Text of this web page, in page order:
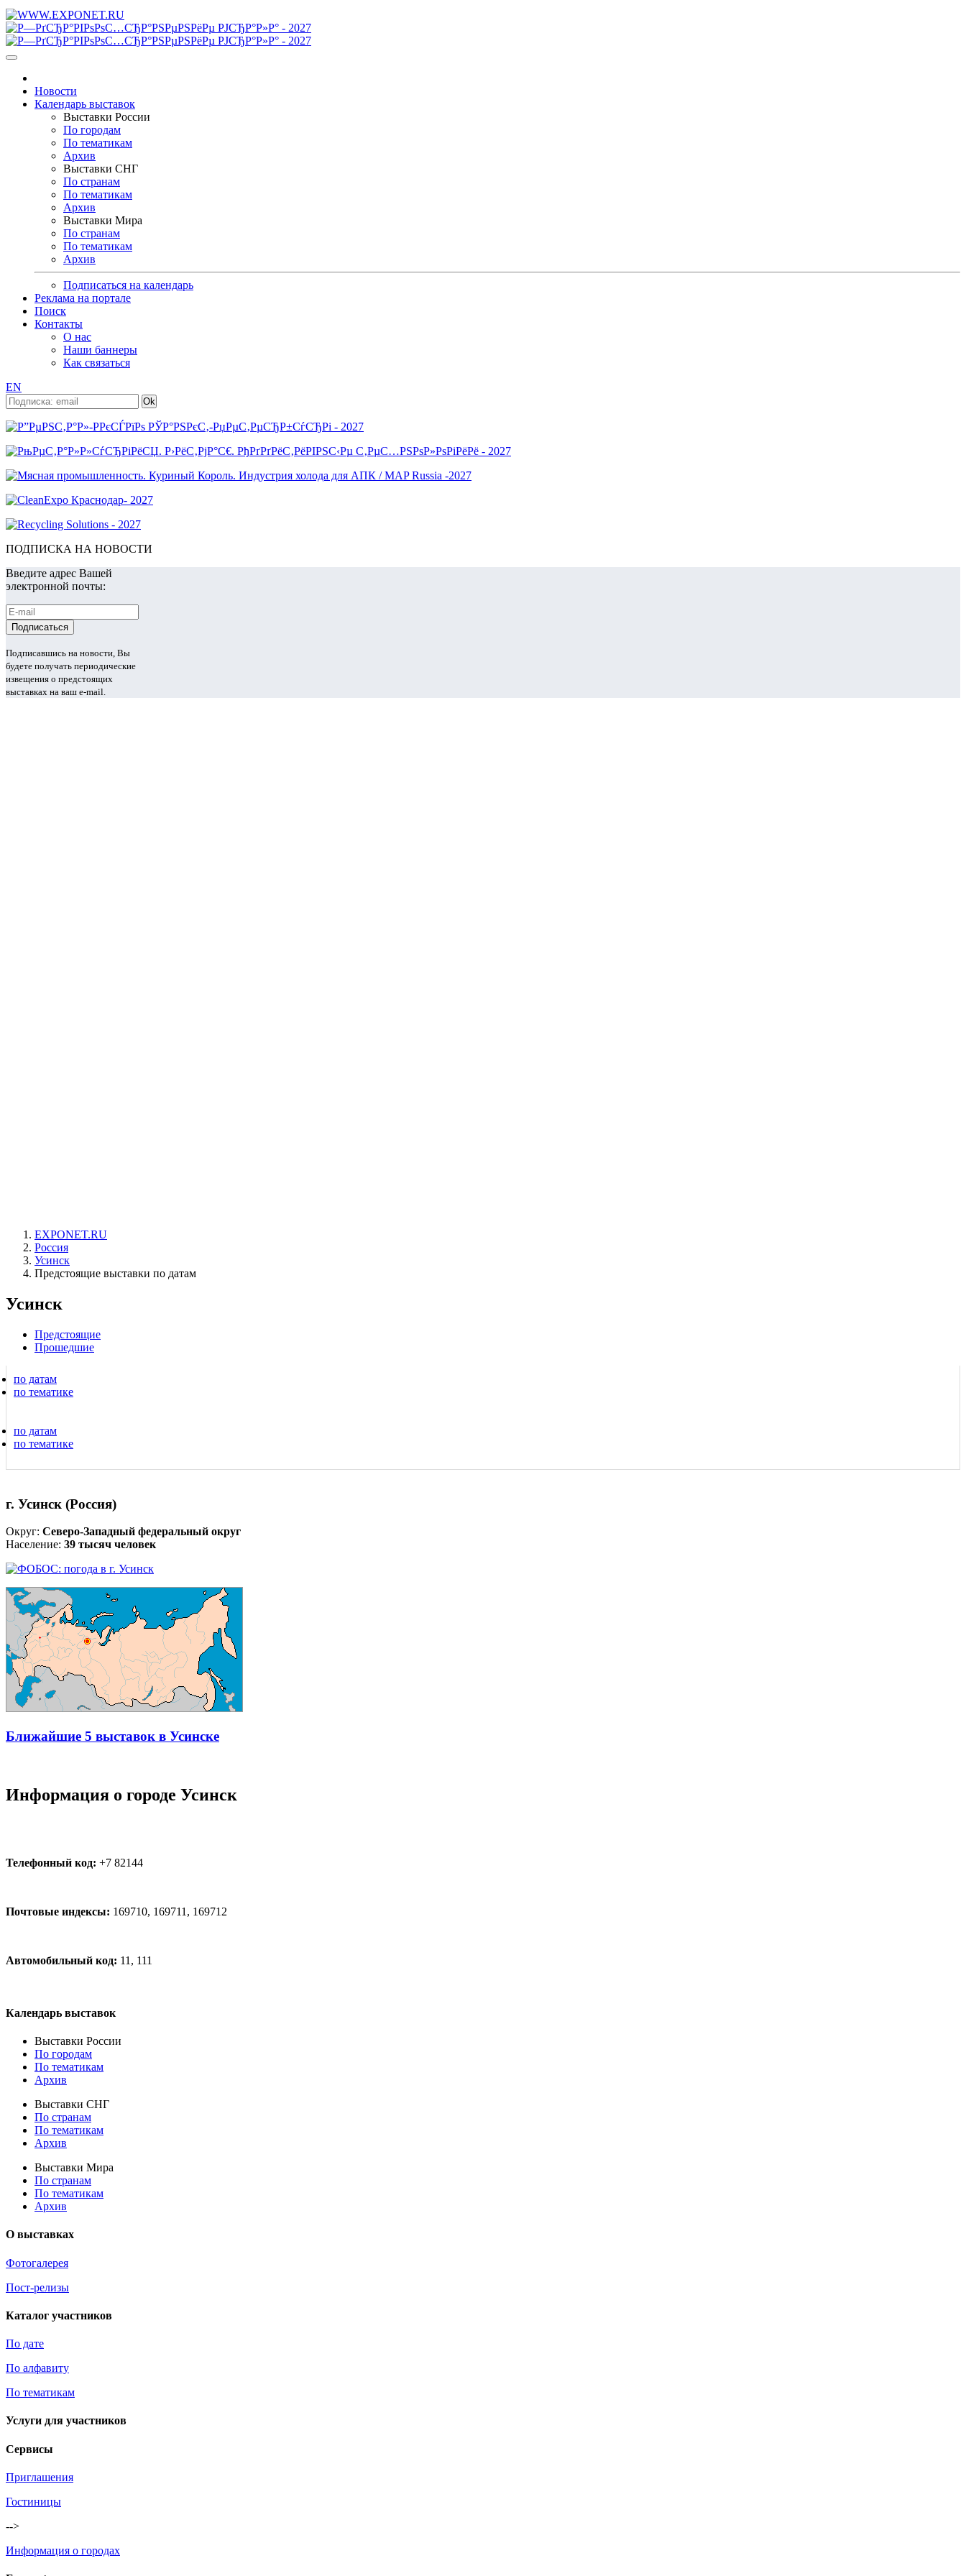
Новости
Календарь выставок
Выставки России
По городам
По тематикам
Архив
Выставки СНГ
По странам
По тематикам
Архив
Выставки Мира
По странам
По тематикам
Архив
Подписаться на календарь
Реклама на портале
Поиск
Контакты
О нас
Наши баннеры
Как связаться
EN
ПОДПИСКА НА НОВОСТИ
Введите адрес Вашей
электронной почты:
Подписавшись на новости, Вы
будете получать периодические
извещения о предстоящих
выставках на ваш e-mail.
EXPONET.RU
Россия
Усинск
Предстоящие выставки по датам
Усинск
Предстоящие
Прошедшие
по датам
по тематике
по датам
по тематике
г. Усинск (Россия)
Округ: Северо-Западный федеральный округ
Население: 39 тысяч человек
Ближайшие 5 выставок в Усинске
Информация о городе Усинск
Телефонный код: +7 82144
Почтовые индексы: 169710, 169711, 169712
Автомобильный код: 11, 111
Календарь выставок
Выставки России
По городам
По тематикам
Архив
Выставки СНГ
По странам
По тематикам
Архив
Выставки Мира
По странам
По тематикам
Архив
О выставках
Фотогалерея
Пост-релизы
Каталог участников
По дате
По алфавиту
По тематикам
Услуги для участников
Сервисы
Приглашения
Гостиницы
-->
Информация о городах